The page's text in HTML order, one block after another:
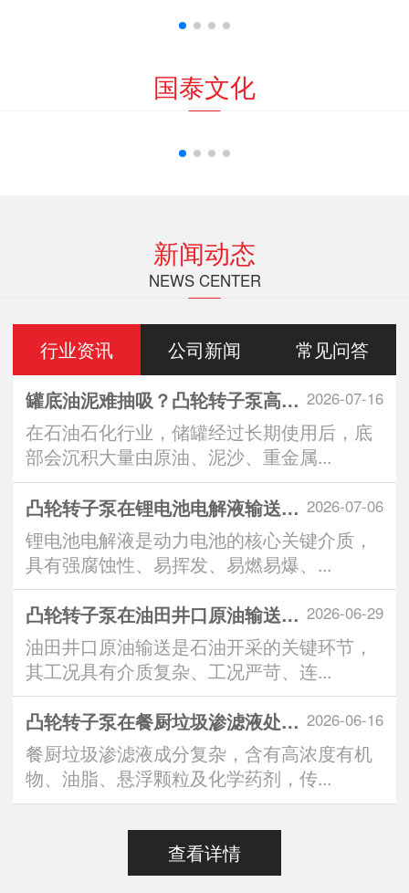
国泰文化
新闻动态
NEWS CENTER
行业资讯 公司新闻 常见问答
2026-07-16
罐底油泥难抽吸？凸轮转子泵高效清罐无残留
在石油石化行业，储罐经过长期使用后，底
部会沉积大量由原油、泥沙、重金属...
2026-07-06
凸轮转子泵在锂电池电解液输送中的技术优势与
锂电池电解液是动力电池的核心关键介质，
具有强腐蚀性、易挥发、易燃易爆、...
2026-06-29
凸轮转子泵在油田井口原油输送系统中的应用优
油田井口原油输送是石油开采的关键环节，
其工况具有介质复杂、工况严苛、连...
2026-06-16
凸轮转子泵在餐厨垃圾渗滤液处理中的突出表现
餐厨垃圾渗滤液成分复杂，含有高浓度有机
物、油脂、悬浮颗粒及化学药剂，传...
查看详情